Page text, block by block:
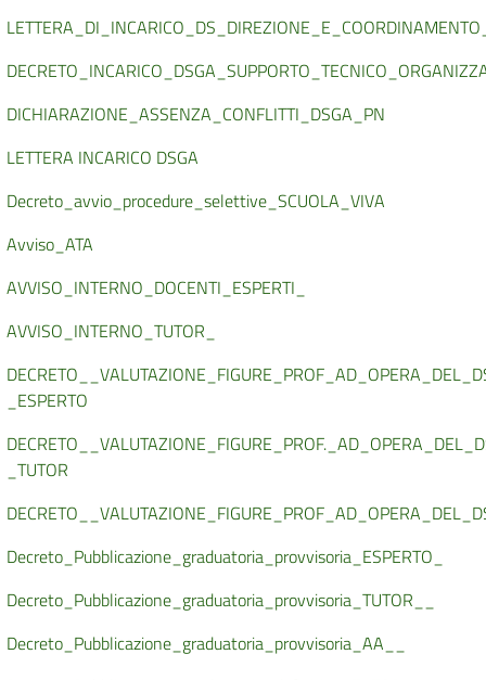
DICHIARAZIONE_ASSENZA_CONFLITTI_DSGA_PN
LETTERA INCARICO DSGA
Decreto_avvio_procedure_selettive_SCUOLA_VIVA
Avviso_ATA
AVVISO_INTERNO_DOCENTI_ESPERTI_
AVVISO_INTERNO_TUTOR_
_ESPERTO
_TUTOR
Decreto_Pubblicazione_graduatoria_provvisoria_ESPERTO_
Decreto_Pubblicazione_graduatoria_provvisoria_TUTOR__
Decreto_Pubblicazione_graduatoria_provvisoria_AA__